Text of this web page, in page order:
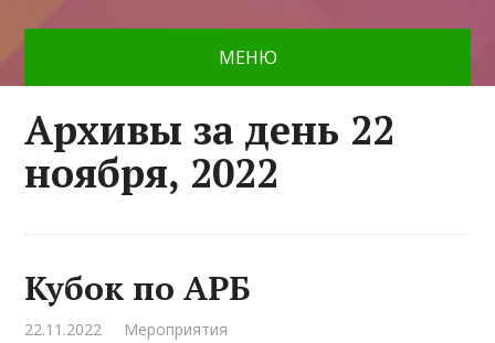
МЕНЮ
Архивы за день 22
ноября, 2022
Кубок по АРБ
22.11.2022 Мероприятия